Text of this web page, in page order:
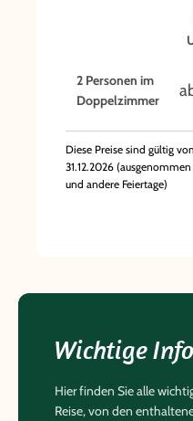
Dorf San Juan la Laguna
Kunsthandwerk
Schwefelquellen in
2 Personen im
Doppelzimmer
Diese Preise sind gültig
31.12.2026
und andere Feiertage)
Wichtige
Hier finden Sie alle
Reise, von den